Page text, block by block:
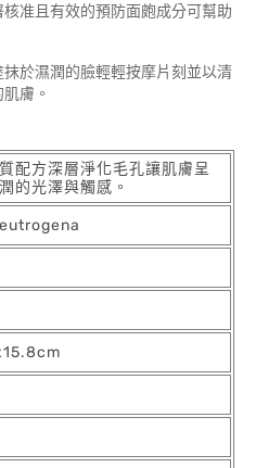
准且有效的預防面皰成分可幫助
於濕潤的臉輕輕按摩片刻並以清
膚。
配方深層淨化毛孔讓肌膚呈
的光澤與觸感。